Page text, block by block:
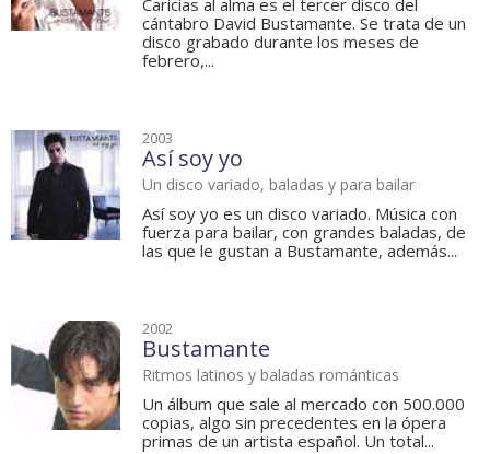
Caricias al alma es el tercer disco del
cántabro David Bustamante. Se trata de un
disco grabado durante los meses de
febrero,...
2003
Así soy yo
Un disco variado, baladas y para bailar
Así soy yo es un disco variado. Música con
fuerza para bailar, con grandes baladas, de
las que le gustan a Bustamante, además...
2002
Bustamante
Ritmos latinos y baladas románticas
Un álbum que sale al mercado con 500.000
copias, algo sin precedentes en la ópera
primas de un artista español. Un total...